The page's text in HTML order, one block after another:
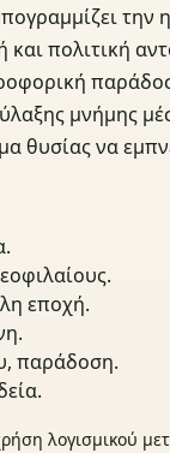
την
πολιτική
μνήμης
θυσίας να
εποχή.
παράδοση.
λογισμικού